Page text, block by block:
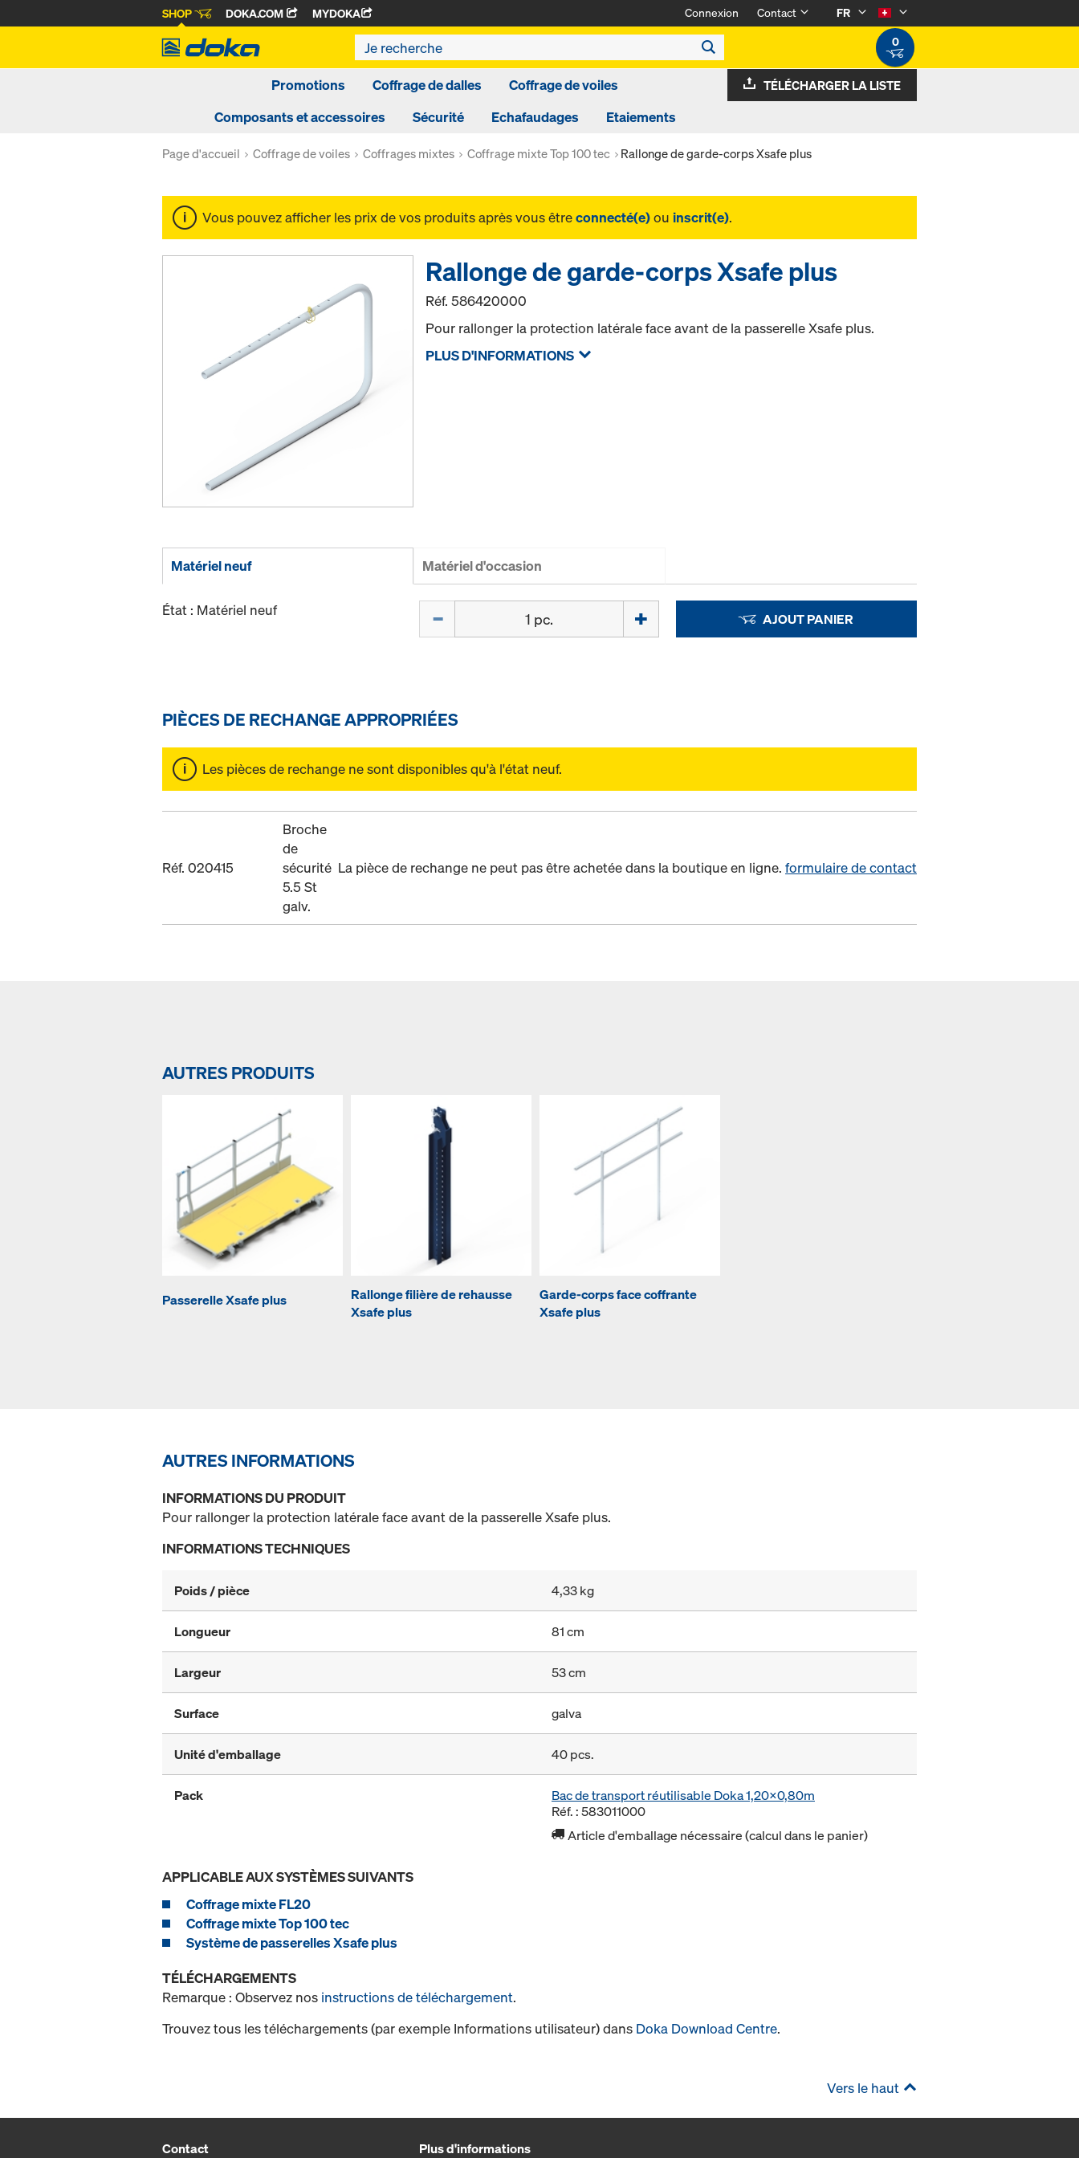
SHOP DOKA.COM MYDOKA Connexion Contact
FR
0
Promotions Coffrage de dalles
Coffrage de voiles
Composants et accessoires
Sécurité Echafaudages Etaiements
TÉLÉCHARGER LA LISTE
Page d'accueil Coffrage de voiles Coffrages mixtes Coffrage mixte Top 100 tec Rallonge de garde-corps Xsafe plus
Vous pouvez afficher les prix de vos produits après vous êtreconnecté(e)ou inscrit(e).
Rallonge de garde-corps Xsafe plus
Réf.586420000
Pour rallonger la protection latérale face avant de la passerelle Xsafe plus.
PLUS D'INFORMATIONS
Matériel neuf Matériel d'occasion
État : Matériel neuf AJOUT PANIER
PIÈCES DE RECHANGE APPROPRIÉES
Les pièces de rechange ne sont disponibles qu'à l'état neuf.
Réf. 020415
Broche
de
sécurité
5.5 St
galv.
La pièce de rechange ne peut pas être achetée dans la boutique en ligne. formulaire de contact
AUTRES PRODUITS
Passerelle Xsafe plus
Rallonge filière de rehausse
Xsafe plus
Garde-corps face coffrante
Xsafe plus
AUTRES INFORMATIONS
INFORMATIONS DU PRODUIT
Pour rallonger la protection latérale face avant de la passerelle Xsafe plus.
INFORMATIONS TECHNIQUES
Poids / pièce 4,33 kg
Longueur 81 cm
Largeur 53 cm
Surface galva
Unité d'emballage 40 pcs.
Pack
Bac de transport réutilisable Doka 1,20x0,80m
Réf. : 583011000
Article d'emballage nécessaire (calcul dans le panier)
APPLICABLE AUX SYSTÈMES SUIVANTS
Coffrage mixte FL20
Coffrage mixte Top 100 tec
Système de passerelles Xsafe plus
TÉLÉCHARGEMENTS
Remarque : Observez nos instructions de téléchargement.
Trouvez tous les téléchargements (par exemple Informations utilisateur) dans Doka Download Centre.
Vers le haut
Contact Plus d'informations